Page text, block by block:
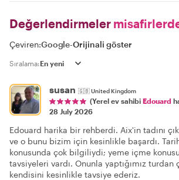
Değerlendirmeler
Çeviren:Google-Orijinali göster
Sıralama:
susan 🇬🇧United Kingdom
(Yerel ev sahibi Edouard
28 July 2026
Edouard harika bir rehberdi. Aix'in tadını
ve o bunu bizim için kesinlikle başardı.
konusunda çok bilgiliydi; yeme içme
tavsiyeleri vardı. Onunla yaptığımız turdan
kendisini kesinlikle tavsiye ederiz.